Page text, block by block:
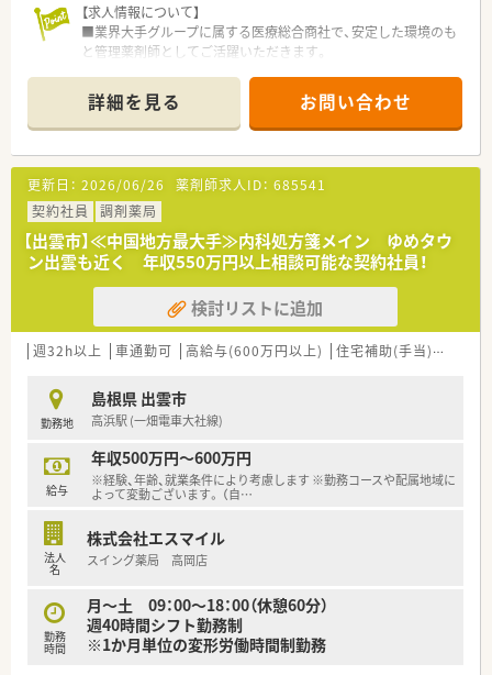
【求人情報について】
■業界大手グループに属する医療総合商社で、安定した環境のも
と管理薬剤師としてご活躍いただきます。
万円までの給与をご提示いたします。
■土日祝日がお休みで年間休日は123日あり、プライベートの時
間も大切にしながら働ける環境です。
【募集背景と求める人物像について】
■今後の事業展開と組織体制の強化を見据えて、定期採用の一環
として新たな人材を募集しております。
■これまでに企業で管理薬剤師として勤務されたご経験をお持
ちの方は、即戦力としてご活躍いただけます。
■将来的には近隣エリアでの異動の可能性もあるため、柔軟にご
対応いただける方を歓迎しております。
【勤務実態について】
■残業はほとんどなく、定時で退社することが基本のため、ワー
■休日は土日祝日が固定で、それに加えて夏季休暇や年末年始休
暇もしっかりと取得していただけます。
■将来的な転勤の可能性はありますが、ご本人の希望エリアを最
大限考慮した上で決定されるので安心です。
【やりがい/おすすめポイント】
と将来を見据えて安心して働けます。
■専門知識を活かしたDI業務や研修担当として、スキルアップし
ながら社内で頼られる存在を目指せます。
て、理想のワークライフバランスを実現できます。
詳細を見る お問い合わせ
更新日： 2026/06/26 薬剤師求人ID： 685541
契約社員
調剤薬局
【出雲市】≪中国地方最大手≫内科処方箋メイン ゆめタウ
ン出雲も近く 年収550万円以上相談可能な契約社員！
検討リストに追加
週32h以上 車通勤可 高給与(600万円以上) 住宅補助(手当)あり
勤務地
島根県 出雲市
高浜駅 (一畑電車大社線)
給与
年収500万円～600万円
※経験、年齢、就業条件により考慮します ※勤務コースや配属地域に
よって変動ございます。 （自…
法人
名
株式会社エスマイル
スイング薬局 高岡店
勤務
時間
月～土 09：00～18：00（休憩60分）
週40時間シフト勤務制
※1か月単位の変形労働時間制勤務